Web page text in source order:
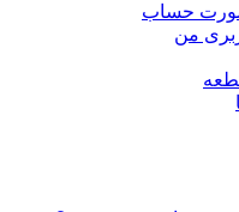
حساب
من